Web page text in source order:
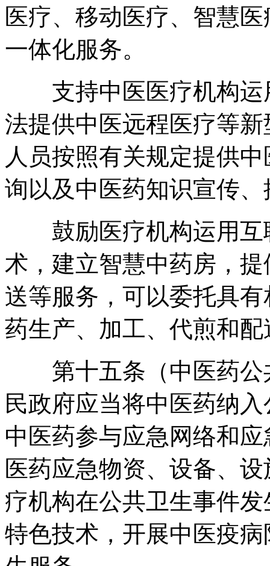
医疗、移动医疗、智慧
一体化服务。
支持中医医疗机构运
法提供中医远程医疗等
人员按照有关规定提供
询以及中医药知识宣传
鼓励医疗机构运用互
术 ， 建立智慧中药房 ， 提
送等服务 ， 可以委托具
药生产、加工、代煎和
第十五条（中医药公
民政府应当将中医药纳
中医药参与应急网络和
医药应急物资、设备、
疗机构在公共卫生事件发
特色技术 ， 开展中医疫